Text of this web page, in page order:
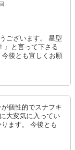
ございます。 星型
』と言って下さる
後とも宜しくお願
個性的でスナフキ
大変気に入ってい
ます。 今後とも